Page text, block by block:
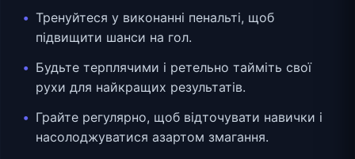
Тренуйтеся у виконанні пенальті, щоб
підвищити шанси на гол.
Будьте терплячими і ретельно тайміть свої
рухи для найкращих результатів.
Грайте регулярно, щоб відточувати навички і
насолоджуватися азартом змагання.